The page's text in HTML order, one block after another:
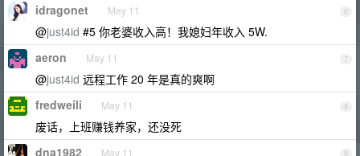
6
idragonet May 11
@just4id #5 你老婆收入高！我媳妇年收入 5W.
7
aeron May 11
@just4id 远程工作 20 年是真的爽啊
8
fredweili May 11
废话，上班赚钱养家，还没死
dna1982 May 11